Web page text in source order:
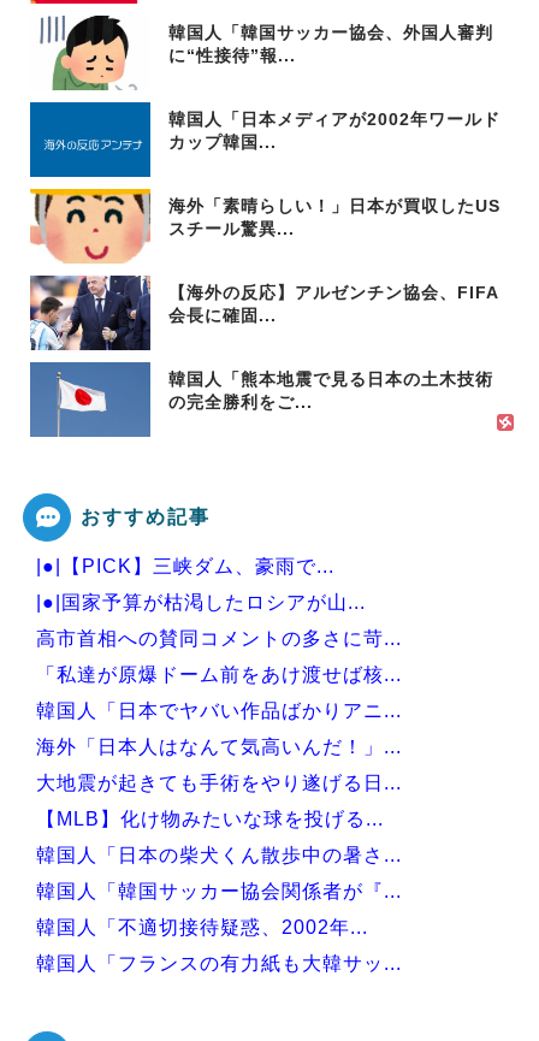
韓国人「韓国サッカー協会、外国人審判
に“性接待”報...
韓国人「日本メディアが2002年ワールド
カップ韓国...
海外「素晴らしい！」日本が買収したUS
スチール驚異...
【海外の反応】アルゼンチン協会、FIFA
会長に確固...
韓国人「熊本地震で見る日本の土木技術
の完全勝利をご...
おすすめ記事
|●|【PICK】三峡ダム、豪雨で...
|●|国家予算が枯渇したロシアが山...
高市首相への賛同コメントの多さに苛...
「私達が原爆ドーム前をあけ渡せば核...
韓国人「日本でヤバい作品ばかりアニ...
海外「日本人はなんて気高いんだ！」...
大地震が起きても手術をやり遂げる日...
【MLB】化け物みたいな球を投げる...
韓国人「日本の柴犬くん散歩中の暑さ...
韓国人「韓国サッカー協会関係者が『...
韓国人「不適切接待疑惑、2002年...
韓国人「フランスの有力紙も大韓サッ...